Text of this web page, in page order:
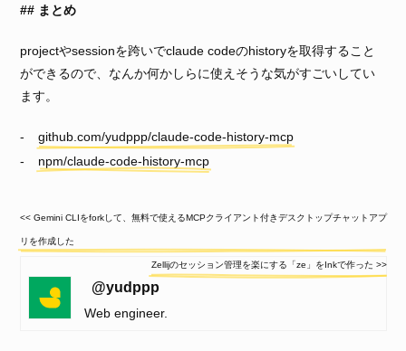
まとめ
projectやsessionを跨いでclaude codeのhistoryを取得すること
ができるので、なんか何かしらに使えそうな気がすごいしてい
ます。
github.com/yudppp/claude-code-history-mcp
npm/claude-code-history-mcp
<< Gemini CLIをforkして、無料で使えるMCPクライアント付きデスクトップチャットアプ
リを作成した
Zellijのセッション管理を楽にする「ze」をInkで作った >>
@yudppp
Web engineer.